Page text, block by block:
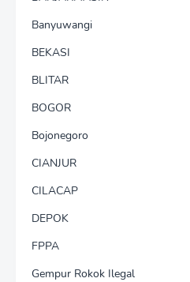
Banyuwangi
BEKASI
BLITAR
BOGOR
Bojonegoro
CIANJUR
CILACAP
DEPOK
FPPA
Gempur Rokok Ilegal